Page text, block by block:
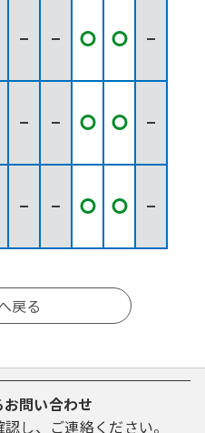
【対面による】国庫帰
【対面による】
【電話による】国庫帰
【電話による】
【ウェブ会議による】
【ウェブ会議に
問い合わせ
し、ご連絡ください。